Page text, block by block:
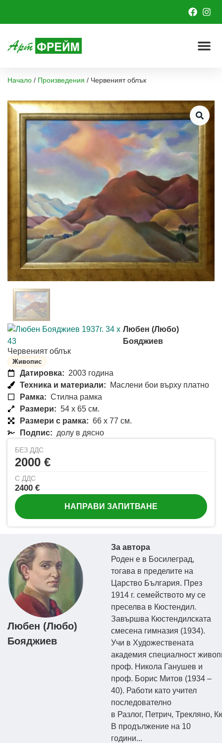
Начало / Произведения / Червеният облък
Любен (Любо)
Бояджиев
Червеният облък
Живопис
Датировка: 2003 година
Техника и материали: Маслени бои върху платно
Рамка: Стилна рамка
Размери: 54 x 65 см.
Размери с рамка: 66 x 77 см.
Подпис: долу в дясно
БЕЗ ДДС
2000 €
С ДДС
2400 €
НАПРАВИ ЗАПИТВАНЕ
Любен (Любо)
Бояджиев
За автора
Роден е в Босилеград,
тогава в пределите на
Царство България. През
1914 г. семейството му се
преселва в Кюстендил.
Завършва Кюстендилската
смесена гимназия (1934).
Учи в Художествената
академия специалност
проф. Никола Ганушев и
проф. Борис Митов (1934 –
40). Работи като учител
последователно
в Разлог, Петрич, Трекляно,
В продължение на 10
години...